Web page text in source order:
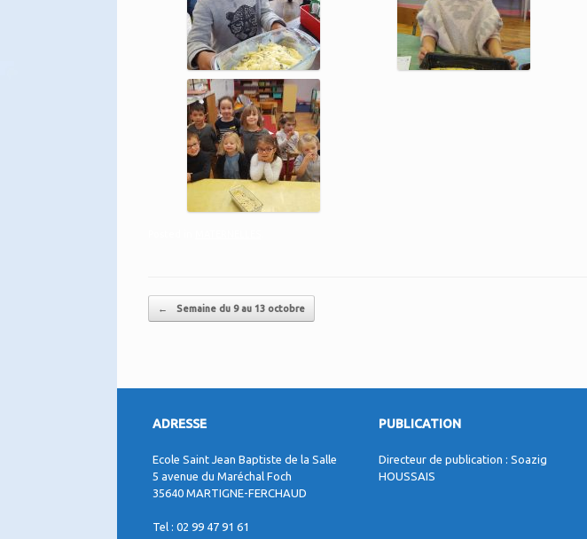
Post navigation
← Semaine du 9 au 13 octobre
ADRESSE
Ecole Saint Jean Baptiste de la Salle
5 avenue du Maréchal Foch
35640 MARTIGNE-FERCHAUD
Tel : 02 99 47 91 61
PUBLICATION
Directeur de publication : Soazig
HOUSSAIS